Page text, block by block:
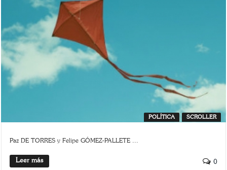
POLÍTICA SCROLLER
Paz DE TORRES y Felipe GÓMEZ-PALLETE ...
Leer más 0